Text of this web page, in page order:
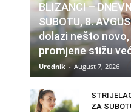
BLIZANCI –
SUBOTU, 8.
dolazi nešto
promjene stižu
Urednik - August 7, 2026
ZA